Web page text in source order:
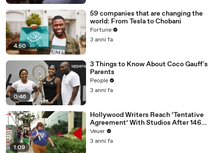
4:50
59 companies that are changing the
world: From Tesla to Chobani
Fortune
3 anni fa
0:46
3 Things to Know About Coco Gauff's
Parents
People
3 anni fa
1:09
Hollywood Writers Reach ‘Tentative
Agreement’ With Studios After 146
Day Strike
Veuer
3 anni fa